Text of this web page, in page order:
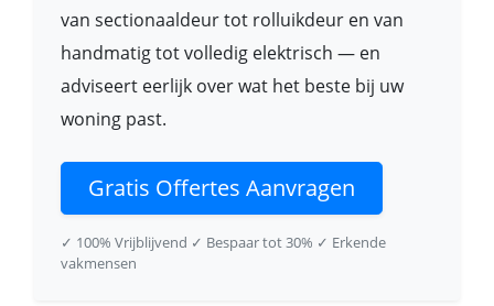
van sectionaaldeur tot rolluikdeur en van
handmatig tot volledig elektrisch — en
adviseert eerlijk over wat het beste bij uw
woning past.
Gratis Offertes Aanvragen
✓ 100% Vrijblijvend ✓ Bespaar tot 30% ✓ Erkende
vakmensen